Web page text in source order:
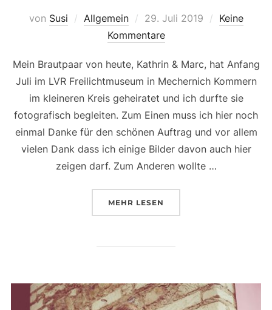
von Susi Allgemein
Veröffentlicht
am
29. Juli 2019
Keine
Kommentare
Mein Brautpaar von heute, Kathrin & Marc, hat Anfang
Juli im LVR Freilichtmuseum in Mechernich Kommern
im kleineren Kreis geheiratet und ich durfte sie
fotografisch begleiten. Zum Einen muss ich hier noch
einmal Danke für den schönen Auftrag und vor allem
vielen Dank dass ich einige Bilder davon auch hier
zeigen darf. Zum Anderen wollte …
MEHR ÜBER „EINE HOCHZEIT IM
LESEN